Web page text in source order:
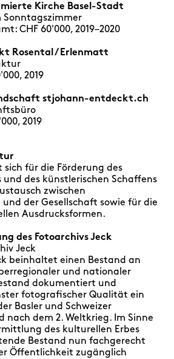
Kirche Basel-Stadt
Sonntagszimmer
CHF 60'000, 2019–2020
Rosental / Erlenmatt
2019
stjohann-entdeckt.ch
2019
sich für die Förderung des
und des künstlerischen Schaffens
zwischen
der Gesellschaft sowie für die
Ausdrucksformen.
des Fotoarchivs Jeck
Jeck
beinhaltet einen Bestand an
und nationaler
dokumentiert und
fotografischer Qualität ein
Basler und Schweizer
nach dem 2. Weltkrieg. Im Sinne
des kulturellen Erbes
Bestand nun fachgerecht
Öffentlichkeit zugänglich